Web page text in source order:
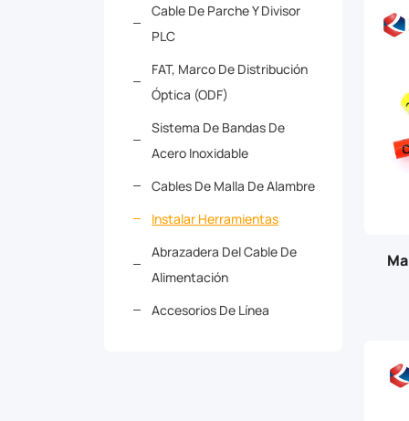
Cable De Parche Y Divisor
PLC
FAT, Marco De Distribución
Óptica (ODF)
Sistema De Bandas De
Acero Inoxidable
Cables De Malla De Alambre
Instalar Herramientas
Abrazadera Del Cable De
Alimentación
Accesorios De Línea